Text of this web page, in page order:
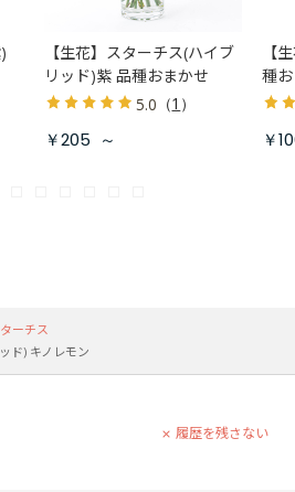
【生花】スターチス(ハイブ
リッド)紫 品種おまかせ
5.0 （1 ）
￥205 ～
【
種
￥
ーチス
ド) キノレモン
履歴を残さない